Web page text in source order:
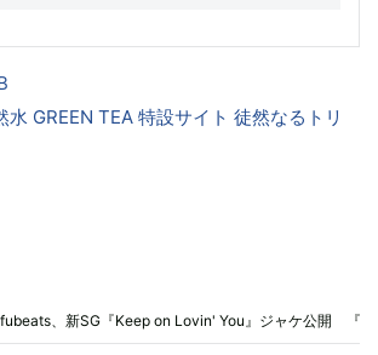
水 GREEN TEA 特設サイト 徒然なるトリ
、新SG『Keep on Lovin' You』ジャケ公開 『徒